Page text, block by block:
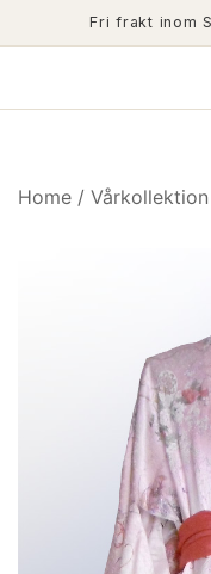
to
Fri frakt inom
Home / Vårkollektion